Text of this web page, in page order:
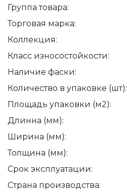
Группа товара:
Торговая марка:
Коллекция:
Класс износостойкости:
Наличие фаски:
Количество в упаковке (шт):
Площадь упаковки (м2):
Длинна (мм):
Ширина (мм):
Толщина (мм):
Срок эксплуатации:
Страна производства: